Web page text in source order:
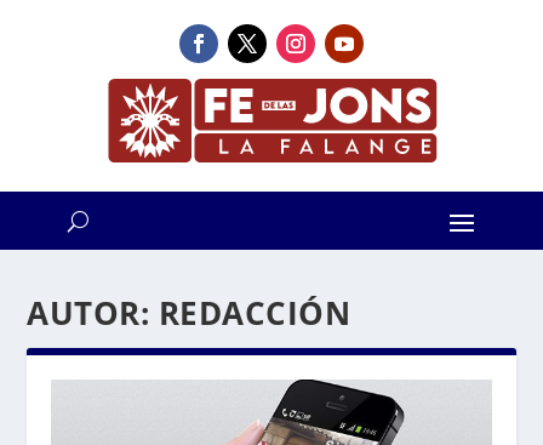
AUTOR: REDACCIÓN